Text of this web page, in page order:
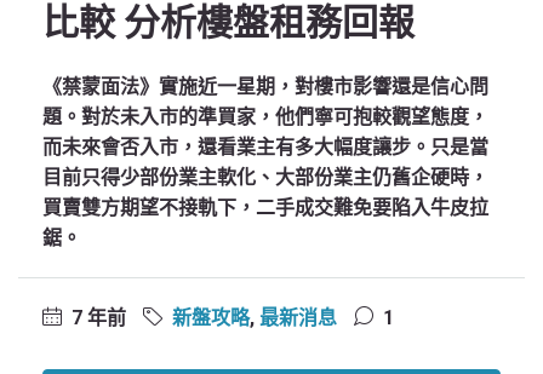
比較 分析樓盤租務回報
《禁蒙面法》實施近一星期，對樓市影響還是信心問
題。對於未入市的準買家，他們寧可抱較觀望態度，
而未來會否入市，還看業主有多大幅度讓步。只是當
目前只得少部份業主軟化、大部份業主仍舊企硬時，
買賣雙方期望不接軌下，二手成交難免要陷入牛皮拉
鋸。
7 年前 新盤攻略, 最新消息 1